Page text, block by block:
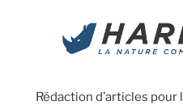
Rédaction d’articles